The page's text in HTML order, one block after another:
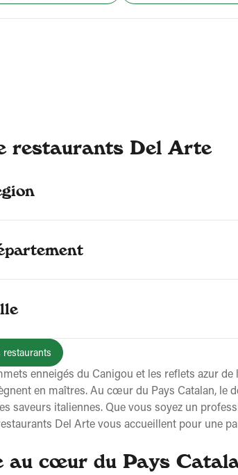
restaurants Del Arte
restaurants
enneigés du Canigou et les reflets azur de
en maîtres. Au cœur du Pays Catalan, le
saveurs italiennes. Que vous soyez un
Del Arte vous accueillent pour une
cœur du Pays